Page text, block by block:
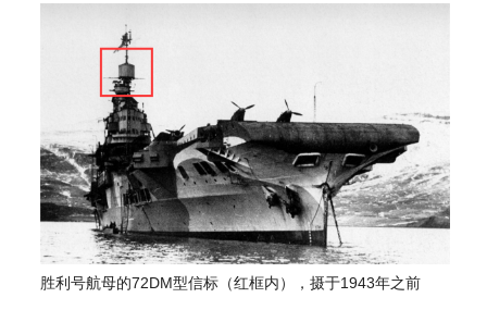
胜利号航母的72DM型信标（红框内），摄于1943年之前